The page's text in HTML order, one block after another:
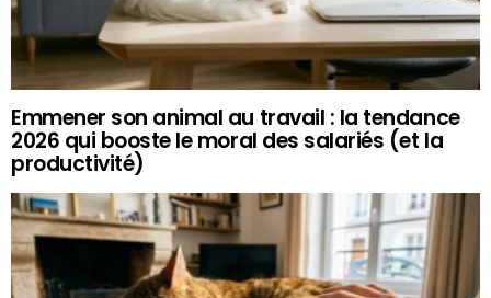
Emmener son animal au travail : la tendance
2026 qui booste le moral des salariés (et la
productivité)